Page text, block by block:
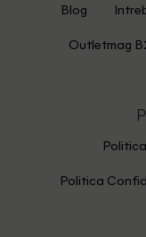
Blog
Outletmag
Politica